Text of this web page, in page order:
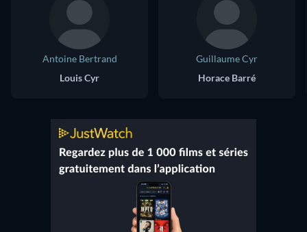
Antoine Bertrand
Louis Cyr
Guillaume Cyr
Horace Barré